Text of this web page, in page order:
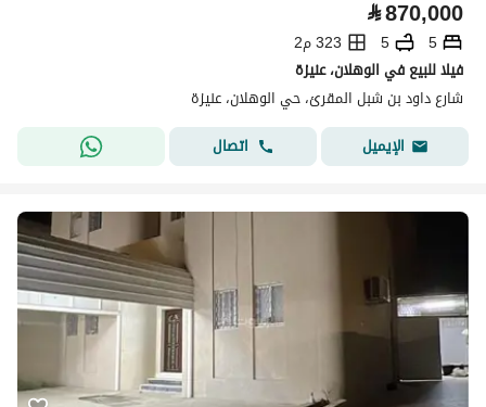
⃁870,000
5
5
323 م2
فيلا للبيع في الوهلان، عنيزة
شارع داود بن شبل المقرئ، حي الوهلان، عنيزة
الإيميل
اتصال